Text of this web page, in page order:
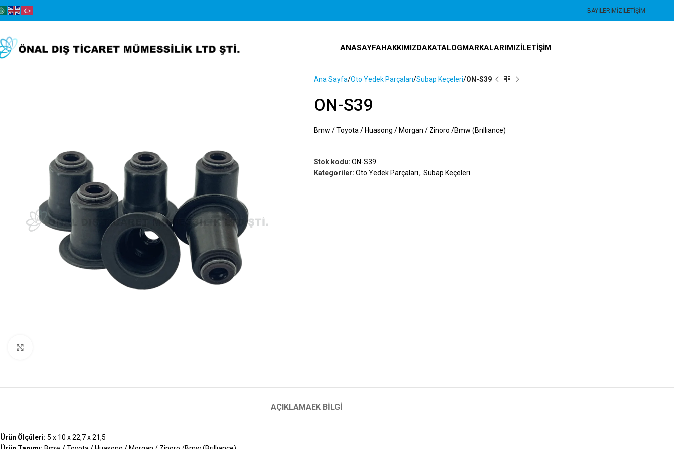
BAYILERIMIZİLETIŞIM
ANASAYFAHAKKIMIZDAKATALOGMARKALARIMIZİLETIŞIM
Ana Sayfa Oto Yedek Parçaları Subap Keçeleri ON-S39
ON-S39
Bmw / Toyota / Huasong / Morgan / Zinoro /Bmw (Brıllıance)
Stok kodu: ON-S39
Kategoriler: Oto Yedek Parçaları, Subap Keçeleri
AÇIKLAMAEK BILGI
Ürün Ölçüleri: 5 x 10 x 22,7 x 21,5